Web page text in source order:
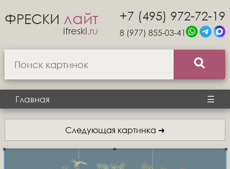
ФРЕСКИ лайт
ifreski.ru
+7 (495) 972-72-19
8 (977) 855-03-41
Главная ☰
Следующая картинка ➜